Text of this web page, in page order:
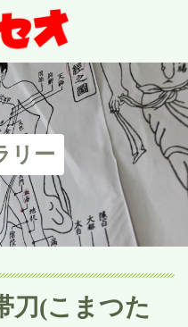
リー
刀(こまつた